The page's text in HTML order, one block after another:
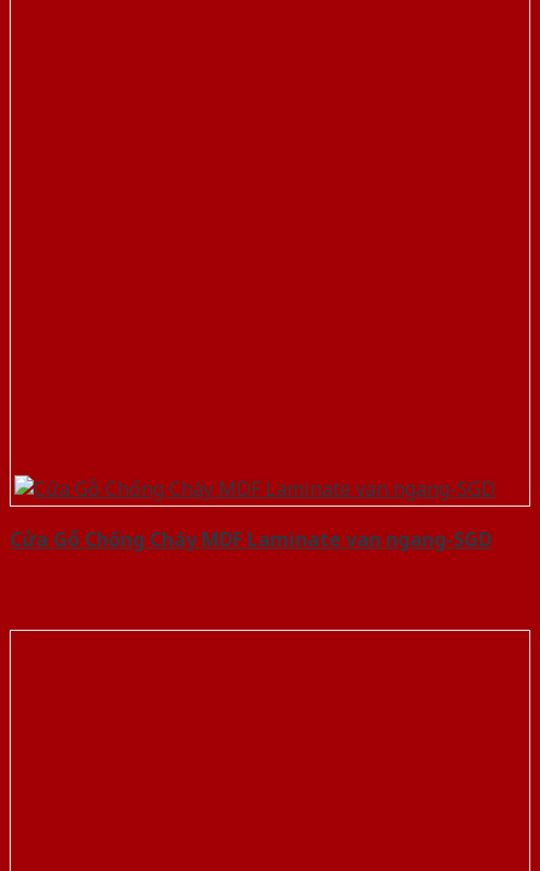
Cửa Gỗ Chống Cháy MDF Laminate van ngang-SGD